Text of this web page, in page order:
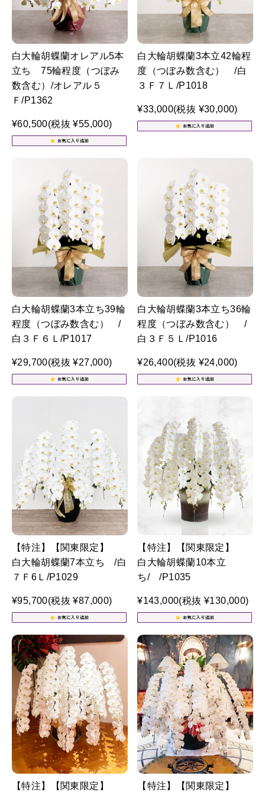
白大輪胡蝶蘭オレアル5本
立ち 75輪程度（つぼみ
数含む）/オレアル５
Ｆ/P1362
¥60,500(税抜 ¥55,000)
白大輪胡蝶蘭3本立42輪程
度（つぼみ数含む） /白
３Ｆ７Ｌ/P1018
¥33,000(税抜 ¥30,000)
白大輪胡蝶蘭3本立ち39輪
程度（つぼみ数含む） /
白３Ｆ６Ｌ/P1017
¥29,700(税抜 ¥27,000)
白大輪胡蝶蘭3本立ち36輪
程度（つぼみ数含む） /
白３Ｆ５Ｌ/P1016
¥26,400(税抜 ¥24,000)
【特注】【関東限定】
白大輪胡蝶蘭7本立ち /白
７Ｆ6Ｌ/P1029
¥95,700(税抜 ¥87,000)
【特注】【関東限定】
白大輪胡蝶蘭10本立
ち/ /P1035
¥143,000(税抜 ¥130,000)
【特注】【関東限定】
【特注】【関東限定】